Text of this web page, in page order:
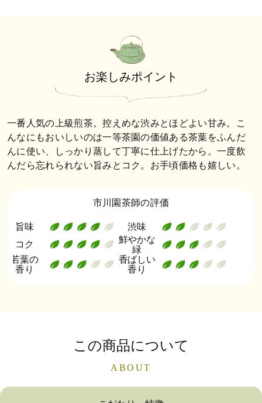
お楽しみポイント
一番人気の上級煎茶。控えめな渋みとほどよい甘み。こ
んなにもおいしいのは一等茶園の価値ある茶葉をふんだ
んに使い、しっかり蒸して丁寧に仕上げたから。一度飲
んだら忘れられない旨みとコク。お手頃価格も嬉しい。
市川園茶師の評価
旨味
渋味
コク
鮮やかな
緑
若葉の
香り
香ばしい
香り
この商品について
ABOUT